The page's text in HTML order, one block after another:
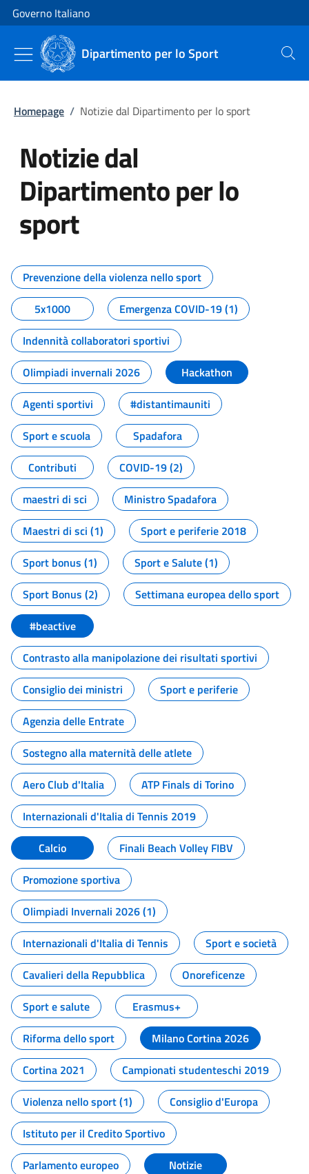
Vai al contenuto
Vai alla navigazione del sito
Governo Italiano
Dipartimento per lo Sport Cerca
Homepage / Notizie dal Dipartimento per lo sport
Notizie dal
Dipartimento per lo
sport
Tutti i contenuti della pagina
Prevenzione della violenza nello sport
5x1000
Emergenza COVID-19 (1)
Indennità collaboratori sportivi
Olimpiadi invernali 2026
Hackathon
Agenti sportivi
#distantimauniti
Sport e scuola
Spadafora
Contributi
COVID-19 (2)
maestri di sci
Ministro Spadafora
Maestri di sci (1)
Sport e periferie 2018
Sport bonus (1)
Sport e Salute (1)
Sport Bonus (2)
Settimana europea dello sport
#beactive
Contrasto alla manipolazione dei risultati sportivi
Consiglio dei ministri
Sport e periferie
Agenzia delle Entrate
Sostegno alla maternità delle atlete
Aero Club d'Italia
ATP Finals di Torino
Internazionali d'Italia di Tennis 2019
Calcio
Finali Beach Volley FIBV
Promozione sportiva
Olimpiadi Invernali 2026 (1)
Internazionali d'Italia di Tennis
Sport e società
Cavalieri della Repubblica
Onoreficenze
Sport e salute
Erasmus+
Riforma dello sport
Milano Cortina 2026
Cortina 2021
Campionati studenteschi 2019
Violenza nello sport (1)
Consiglio d'Europa
Istituto per il Credito Sportivo
Parlamento europeo
Notizie